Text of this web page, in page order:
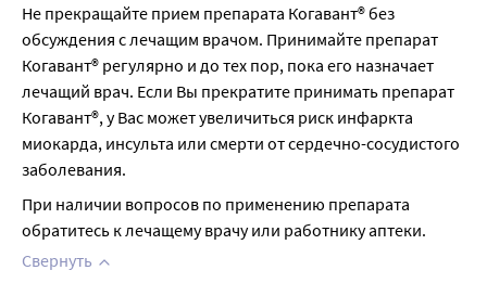
Не прекращайте прием препарата Когавант® без
обсуждения с лечащим врачом. Принимайте препарат
Когавант® регулярно и до тех пор, пока его назначает
лечащий врач. Если Вы прекратите принимать препарат
Когавант®, у Вас может увеличиться риск инфаркта
миокарда, инсульта или смерти от сердечно-сосудистого
заболевания.
При наличии вопросов по применению препарата
обратитесь к лечащему врачу или работнику аптеки.
Свернуть